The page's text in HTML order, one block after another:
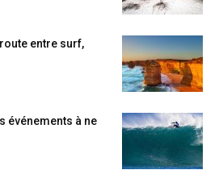
entre surf,
événements à ne